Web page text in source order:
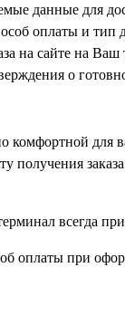
данные для
оплаты и тип
на сайте на Ваш
о
комфортной для
получения
всегда при
оплаты при